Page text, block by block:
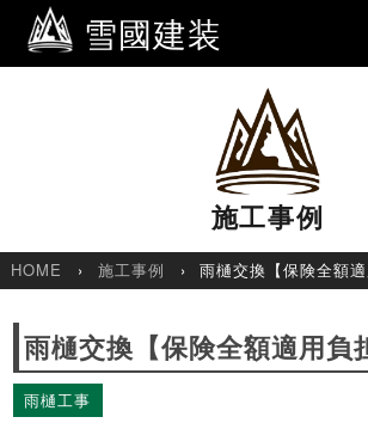
雪國建装
施工事例
HOME 施工事例 雨樋交換【保険全額適
雨樋交換【保険全額適用負
雨樋工事